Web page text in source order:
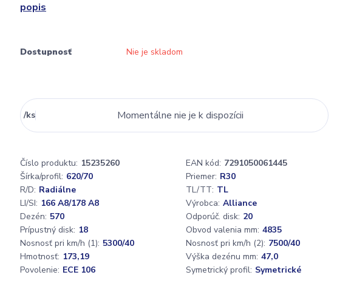
popis
Dostupnosť Nie je skladom
/ks Momentálne nie je k dispozícii
Číslo produktu: 15235260 EAN kód: 7291050061445
Šírka/profil: 620/70 Priemer: R30
R/D: Radiálne TL/TT: TL
LI/SI: 166 A8/178 A8 Výrobca: Alliance
Dezén: 570 Odporúč. disk: 20
Prípustný disk: 18 Obvod valenia mm: 4835
Nosnosť pri km/h (1): 5300/40 Nosnosť pri km/h (2): 7500/40
Hmotnosť: 173,19 Výška dezénu mm: 47,0
Povolenie: ECE 106 Symetrický profil: Symetrické